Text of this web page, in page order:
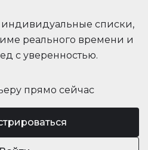
прямо сейчас
индивидуальные списки,
реального времени и
с уверенностью.